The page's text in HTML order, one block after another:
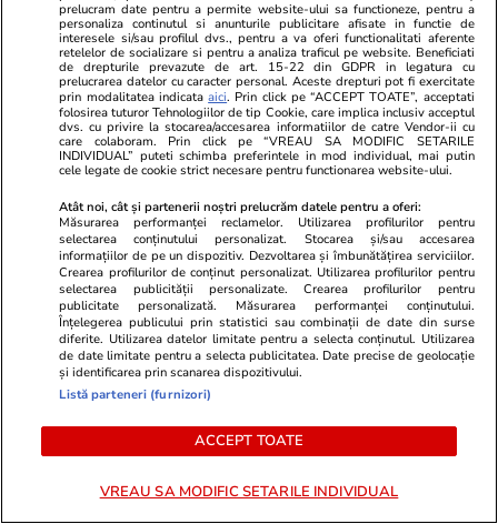
probleme de la locul de muncă ce dispar de la
sine, iar altele vor deveni mai ușor de rezolvat
Știri România 23 iul.
Rezultatele loto din 23 iulie 2026. Numerele
câștigătoare extrase joi
Știri România 23 iul.
Reportaj de la cavoul Sfântului Preot
Mărturisitor și legionar la tinerețe Ilie
Lăcătușu, unde Icoana Arhanghelul Mihail,
simbolul mișcării, a însuflețit pelerinii
prelucram date pentru a permite website-ului sa functioneze, pentru a
personaliza continutul si anunturile publicitare afisate in functie de
interesele si/sau profilul dvs., pentru a va oferi functionalitati aferente
retelelor de socializare si pentru a analiza traficul pe website. Beneficiati
de drepturile prevazute de art. 15-22 din GDPR in legatura cu
prelucrarea datelor cu caracter personal. Aceste drepturi pot fi exercitate
prin modalitatea indicataaici. Prin click pe “ACCEPT TOATE”, acceptati
folosirea tuturor Tehnologiilor de tip Cookie, care implica inclusiv acceptul
dvs. cu privire la stocarea/accesarea informatiilor de catre Vendor-ii cu
care colaboram. Prin click pe “VREAU SA MODIFIC SETARILE
INDIVIDUAL” puteti schimba preferintele in mod individual, mai putin
cele legate de cookie strict necesare pentru functionarea website-ului.
Atât noi, cât și partenerii noștri prelucrăm datele pentru a oferi:
Măsurarea performanței reclamelor. Utilizarea profilurilor pentru
selectarea conținutului personalizat. Stocarea și/sau accesarea
informațiilor de pe un dispozitiv. Dezvoltarea și îmbunătățirea serviciilor.
Crearea profilurilor de conținut personalizat. Utilizarea profilurilor pentru
selectarea publicității personalizate. Crearea profilurilor pentru
publicitate personalizată. Măsurarea performanței conținutului.
Înțelegerea publicului prin statistici sau combinații de date din surse
diferite. Utilizarea datelor limitate pentru a selecta conținutul. Utilizarea
de date limitate pentru a selecta publicitatea. Date precise de geolocație
și identificarea prin scanarea dispozitivului.
Listă parteneri (furnizori)
ACCEPT TOATE
VREAU SA MODIFIC SETARILE INDIVIDUAL